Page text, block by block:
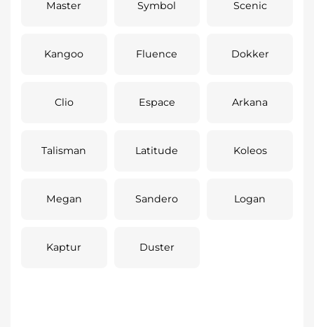
Master Symbol Scenic
Kangoo Fluence Dokker
Clio Espace Arkana
Talisman Latitude Koleos
Megan Sandero Logan
Kaptur Duster